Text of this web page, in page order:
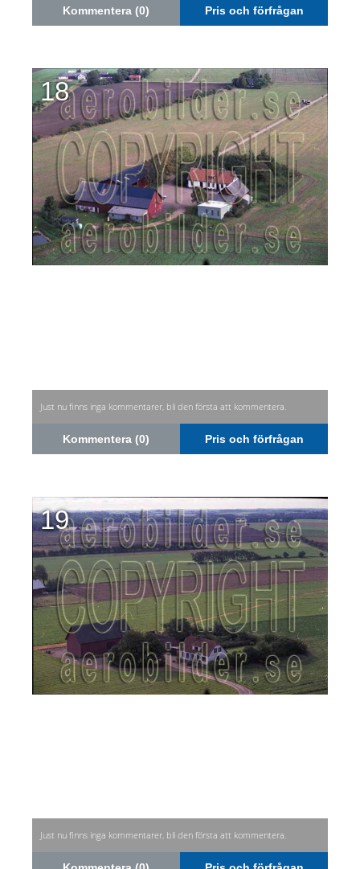
Kommentera (0) Pris och förfrågan
18
Just nu finns inga kommentarer, bli den första att kommentera.
Kommentera (0) Pris och förfrågan
19
Just nu finns inga kommentarer, bli den första att kommentera.